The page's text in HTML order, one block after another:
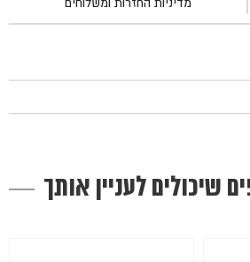
מדיניות החזרות ומשלוחים
שיכולים לעניין אותך